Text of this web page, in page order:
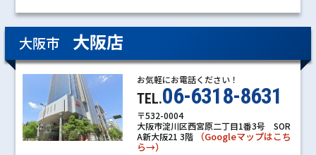
大阪市 大阪店
お気軽にお電話ください！
TEL.06-6318-8631
〒532-0004
大阪市淀川区西宮原二丁目1番3号 SOR
A新大阪21 3階
（Googleマップはこち
ら→）